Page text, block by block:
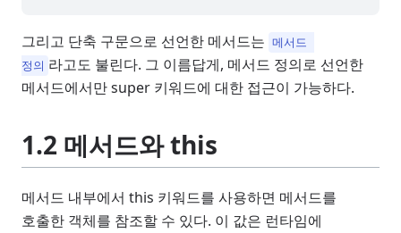
그리고 단축 구문으로 선언한 메서드는 메서드
정의 라고도 불린다. 그 이름답게, 메서드 정의로 선언한
메서드에서만 super 키워드에 대한 접근이 가능하다.
1.2 메서드와 this
메서드 내부에서 this 키워드를 사용하면 메서드를
호출한 객체를 참조할 수 있다. 이 값은 런타임에